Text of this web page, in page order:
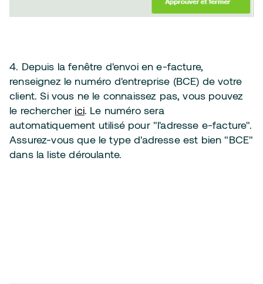
4. Depuis la fenêtre d'envoi en e-facture,
renseignez le numéro d'entreprise (BCE) de votre
client. Si vous ne le connaissez pas, vous pouvez
le rechercherici. Le numéro sera
automatiquement utilisé pour "l'adresse e-facture".
Assurez-vous que le type d'adresse est bien "BCE"
dans la liste déroulante.